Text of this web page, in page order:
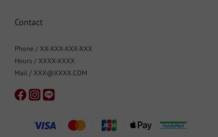
Contact
Phone / XX-XXX-XXX-XXX
Hours / XXXX-XXXX
Mail / XXX@XXXX.COM